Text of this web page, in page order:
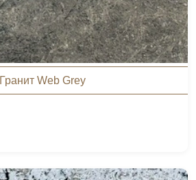
Гранит Web Grey